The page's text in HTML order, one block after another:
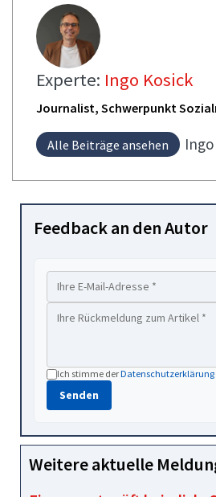
Experte: Ingo Kosick
Journalist, Schwerpunkt
Alle Beiträge ansehen Ingo
Feedback an den Autor
Ich stimme derDatenschutzerklärung
Senden
Weitere aktuelle